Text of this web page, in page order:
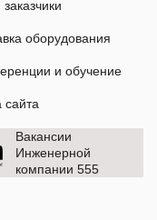
оборудования
и обучение
сайта
Вакансии
Инженерной
компании 555